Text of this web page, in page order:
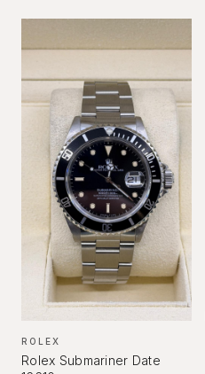
ROLEX
Rolex Submariner Date